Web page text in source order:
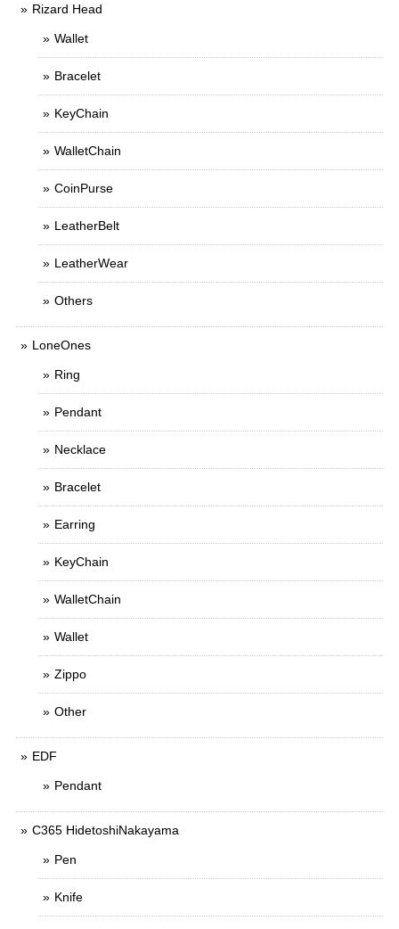
Rizard Head
Wallet
Bracelet
KeyChain
WalletChain
CoinPurse
LeatherBelt
LeatherWear
Others
LoneOnes
Ring
Pendant
Necklace
Bracelet
Earring
KeyChain
WalletChain
Wallet
Zippo
Other
EDF
Pendant
C365 HidetoshiNakayama
Pen
Knife